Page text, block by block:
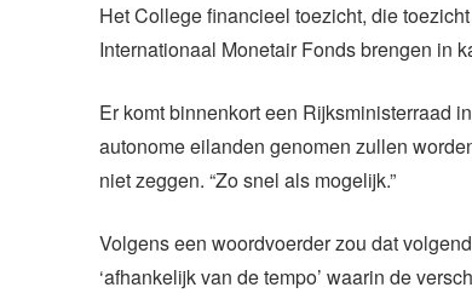
Het College financieel toezicht, die
Internationaal Monetair Fonds brengen in
Er komt binnenkort een Rijksministerraad
autonome eilanden genomen zullen
niet zeggen. “Zo snel als mogelijk.”
Volgens een woordvoerder zou dat
‘afhankelijk van de tempo’ waarin de